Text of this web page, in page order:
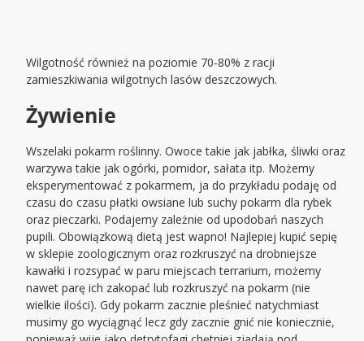
Wilgotność również na poziomie 70-80% z racji
zamieszkiwania wilgotnych lasów deszczowych.
Żywienie
Wszelaki pokarm roślinny. Owoce takie jak jabłka, śliwki oraz
warzywa takie jak ogórki, pomidor, sałata itp. Możemy
eksperymentować z pokarmem, ja do przykładu podaję od
czasu do czasu płatki owsiane lub suchy pokarm dla rybek
oraz pieczarki. Podajemy zależnie od upodobań naszych
pupili. Obowiązkową dietą jest wapno! Najlepiej kupić sepię
w sklepie zoologicznym oraz rozkruszyć na drobniejsze
kawałki i rozsypać w paru miejscach terrarium, możemy
nawet parę ich zakopać lub rozkruszyć na pokarm (nie
wielkie ilości). Gdy pokarm zacznie pleśnieć natychmiast
musimy go wyciągnąć lecz gdy zacznie gnić nie koniecznie,